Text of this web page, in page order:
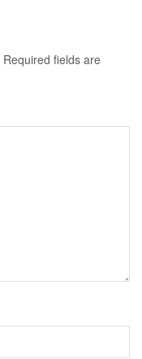
Required fields are